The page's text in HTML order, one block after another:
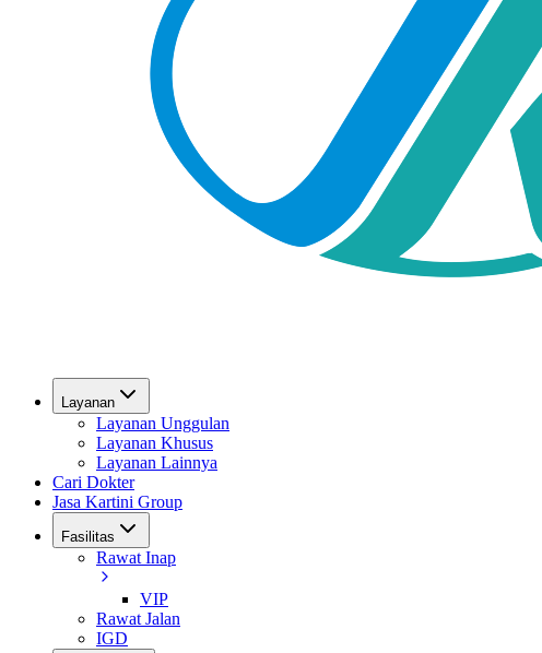
Layanan
Layanan Unggulan
Layanan Khusus
Layanan Lainnya
Cari Dokter
Jasa Kartini Group
Fasilitas
Rawat Inap
VIP
Rawat Jalan
IGD